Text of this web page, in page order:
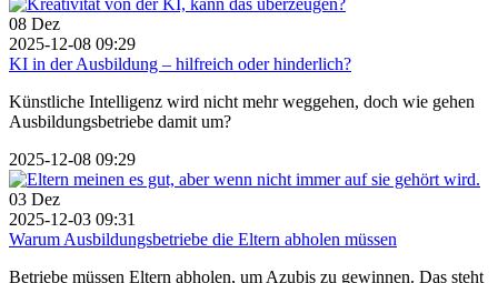
08 Dez
2025-12-08 09:29
KI in der Ausbildung – hilfreich oder hinderlich?
Künstliche Intelligenz wird nicht mehr weggehen, doch wie gehen
Ausbildungsbetriebe damit um?
2025-12-08 09:29
03 Dez
2025-12-03 09:31
Warum Ausbildungsbetriebe die Eltern abholen müssen
Betriebe müssen Eltern abholen, um Azubis zu gewinnen. Das steht